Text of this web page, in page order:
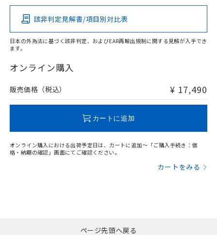
O
在庫等で未対応品が混在する可能性があります。
問い合わせください。
その他の認証はこちらのページからご検索ください
該非判定見解書/項目別対比表
日本の外為法に基づく該非判定、およびEAR再輸出規制に関する見解が入手でき
ます。
オンライン購入
販売価格（税込） ¥ 17,490
カートに追加
オンライン購入における出荷予定日は、カートに追加～「ご購入手続き：価
格・納期の確認」画面にてご確認ください。
カートをみる
ページ先頭へ戻る